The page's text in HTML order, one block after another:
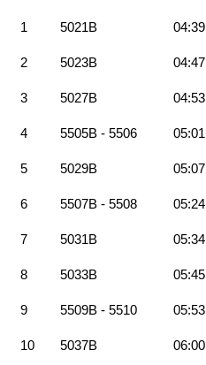
1 5021B 04:39
2 5023B 04:47
3 5027B 04:53
4 5505B - 5506 05:01
5 5029B 05:07
6 5507B - 5508 05:24
7 5031B 05:34
8 5033B 05:45
9 5509B - 5510 05:53
10 5037B 06:00